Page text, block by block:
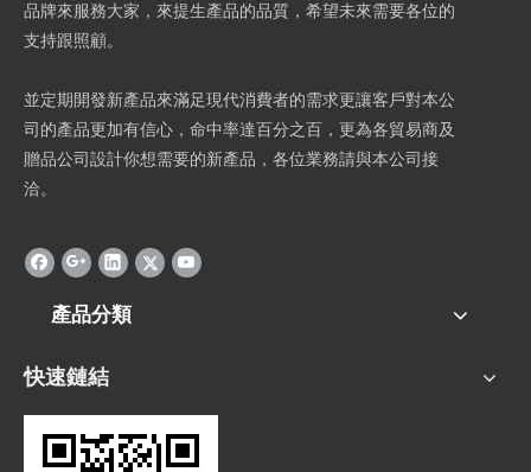
品牌來服務大家，來提生產品的品質，希望未來需要各位的
支持跟照顧。
並定期開發新產品來滿足現代消費者的需求更讓客戶對本公
司的產品更加有信心，命中率達百分之百，更為各貿易商及
贈品公司設計你想需要的新產品，各位業務請與本公司接
洽。
產品分類
快速鏈結